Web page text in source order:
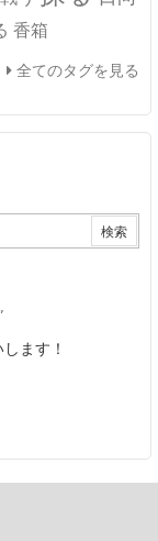
香箱
全てのタグを見る
ます！